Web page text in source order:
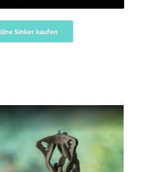
Sinker kaufen